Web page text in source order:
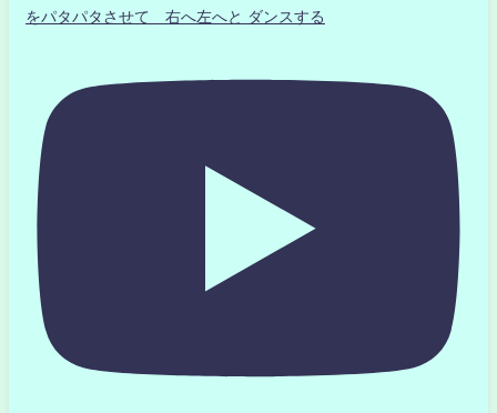
をパタパタさせて 右へ左へと ダンスする